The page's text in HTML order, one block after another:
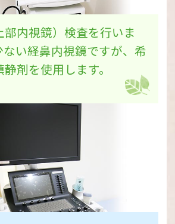
ます。
格確認導入のお知らせ
年4月１日よりマイナンバ
した「オンライン資格確認
用を開始いたしました。
ードと健康保険証の連携が
窓口で保険証をご提示いた
窓口設置のカードリーダー
で、保険の資格確認が行え
す。詳しくは受付窓口にお
さい。
どおり紙の健康保険証もお
部内視鏡）検査を行いま
い経鼻内視鏡ですが、希
剤を使用します。